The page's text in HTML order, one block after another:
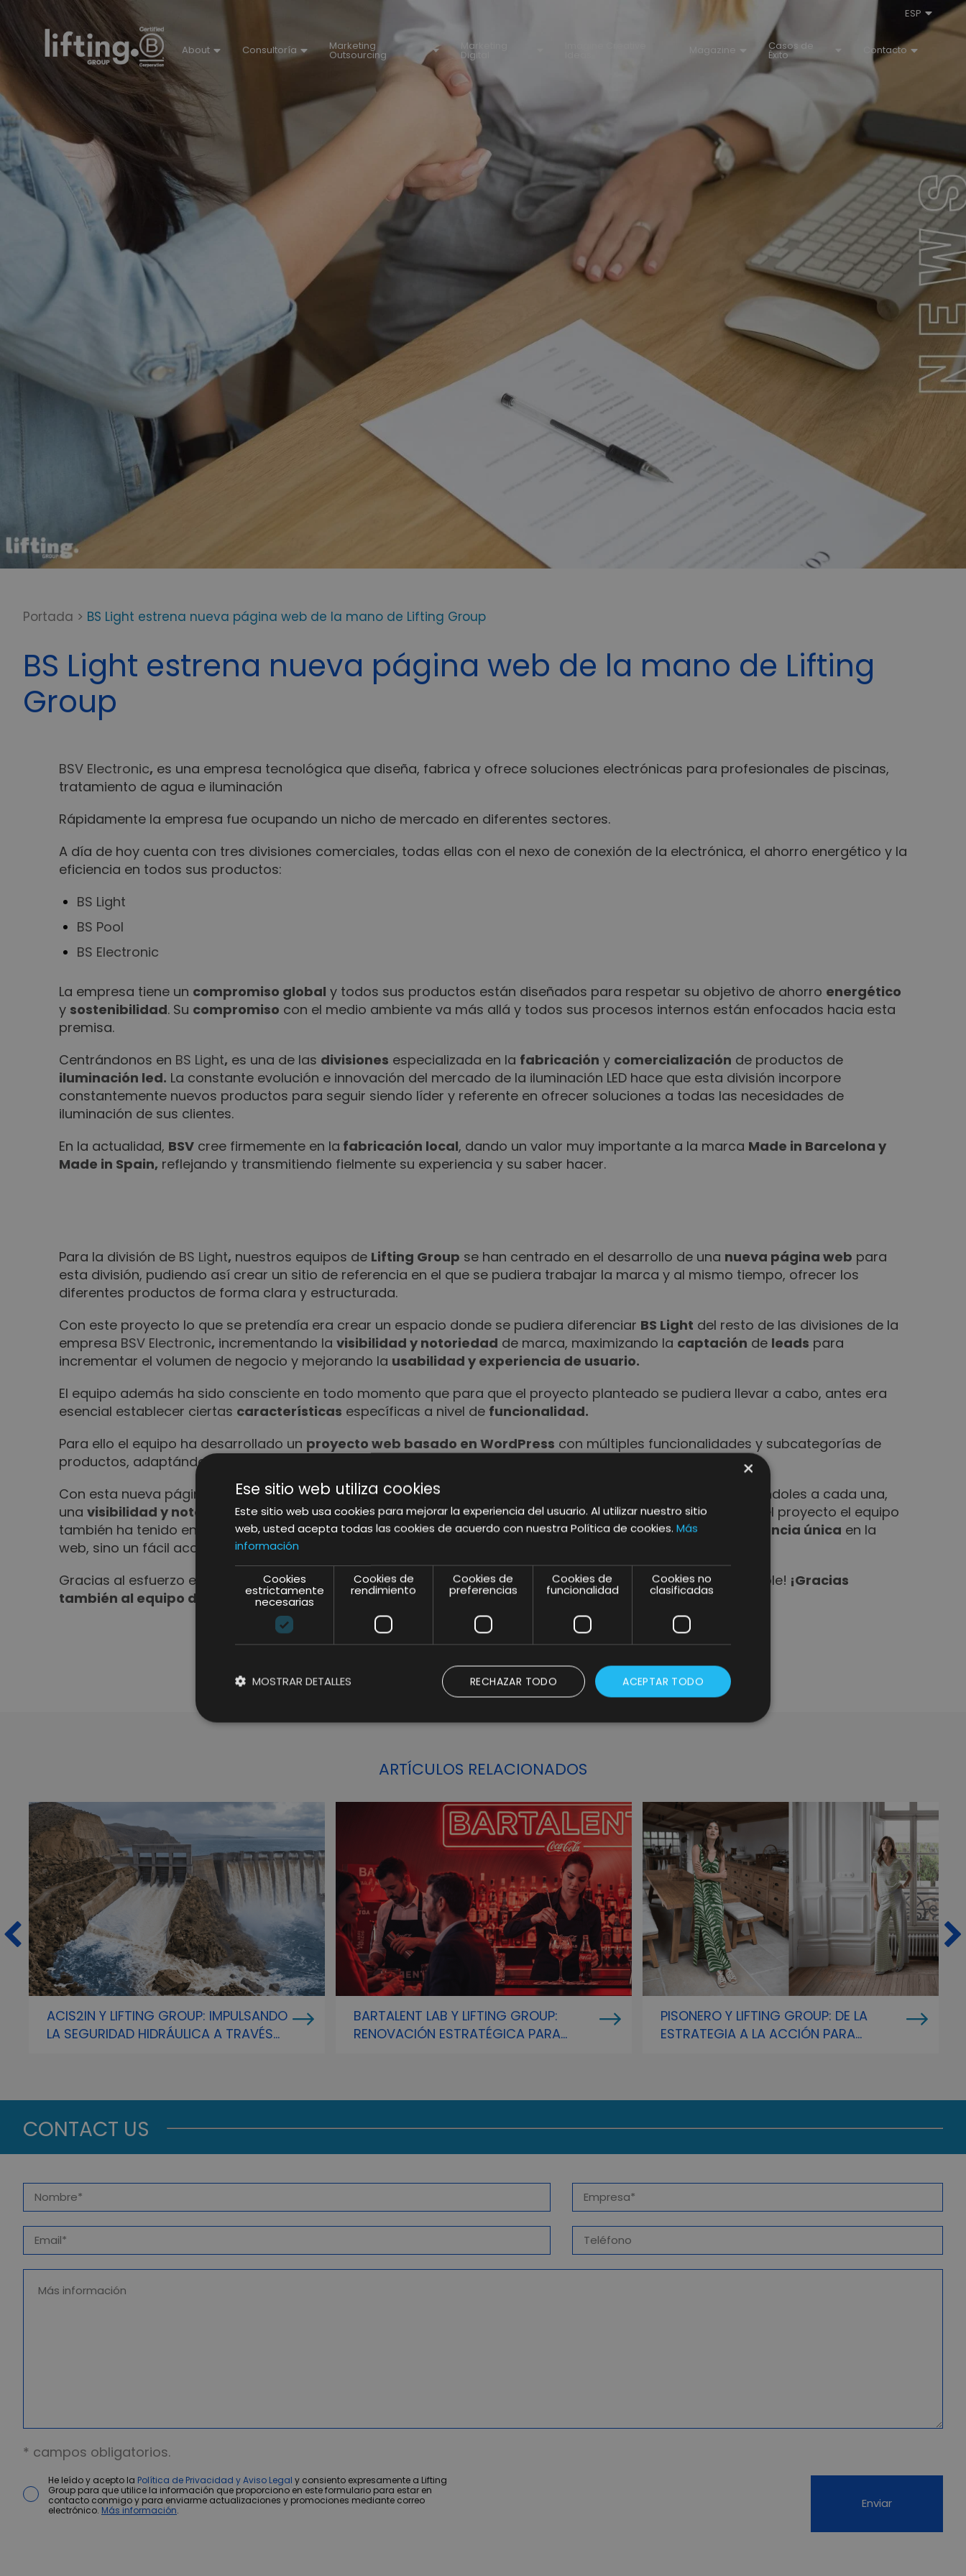
About Consultoría Marketing
Outsourcing
Marketing
Digital Magazine Casos de
Éxito Contacto
ESP
Portada > BS Light estrena nueva página web de la mano de Lifting Group
BS Light estrena nueva página web de la mano de Lifting
Group
BSV Electronic, es una empresa tecnológica que diseña, fabrica y ofrece soluciones electrónicas para profesionales de piscinas,
tratamiento de agua e iluminación
Rápidamente la empresa fue ocupando un nicho de mercado en diferentes sectores.
A día de hoy cuenta con tres divisiones comerciales, todas ellas con el nexo de conexión de la electrónica, el ahorro energético y la
eficiencia en todos sus productos:
BS Light
BS Pool
BS Electronic
La empresa tiene un compromiso global y todos sus productos están diseñados para respetar su objetivo de ahorro energético
y sostenibilidad. Su compromiso con el medio ambiente va más allá y todos sus procesos internos están enfocados hacia esta
premisa.
Centrándonos en BS Light, es una de las divisiones especializada en la fabricación y comercialización de productos de
iluminación led. La constante evolución e innovación del mercado de la iluminación LED hace que esta división incorpore
constantemente nuevos productos para seguir siendo líder y referente en ofrecer soluciones a todas las necesidades de
iluminación de sus clientes.
En la actualidad, BSV cree firmemente en la fabricación local, dando un valor muy importante a la marca Made in Barcelona y
Made in Spain, reflejando y transmitiendo fielmente su experiencia y su saber hacer.
Para la división de BS Light, nuestros equipos de Lifting Group se han centrado en el desarrollo de una nueva página web para
esta división, pudiendo así crear un sitio de referencia en el que se pudiera trabajar la marca y al mismo tiempo, ofrecer los
diferentes productos de forma clara y estructurada.
Con este proyecto lo que se pretendía era crear un espacio donde se pudiera diferenciar BS Light del resto de las divisiones de la
empresa BSV Electronic, incrementando la visibilidad y notoriedad de marca, maximizando la captación de leads para
incrementar el volumen de negocio y mejorando la usabilidad y experiencia de usuario.
El equipo además ha sido consciente en todo momento que para que el proyecto planteado se pudiera llevar a cabo, antes era
esencial establecer ciertas características específicas a nivel de funcionalidad.
Para ello el equipo ha desarrollado un proyecto web basado en WordPress con múltiples funcionalidades y subcategorías de
productos, adaptándose en todo momento a las
Con esta nueva página web,BSV Electronic consigue tener cada una de sus divisiones segmentadas otorgándoles a cada una,
una visibilidad y notoriedad única y propia, capaz de transmitir suspropios valores y Core business.
Para el proyecto el equipo
también ha tenido en cuenta lausabilidad de la página, para que el usuario pueda no sólo tener una experiencia única en la
web, sino un fácil acceso al extenso catálogo de productos.
Gracias al esfuerzo e implicación de nuestros equipos, podemos decir que la web de BS Light ya está disponible! ¡Gracias
también al equipo de BSV Electronic por hacerlo realidad!
SHARE
ARTÍCULOS RELACIONADOS
ACIS2IN Y LIFTING GROUP: IMPULSANDO
LA SEGURIDAD HIDRÁULICA A TRAVÉS
BARTALENT LAB Y LIFTING GROUP:
RENOVACIÓN ESTRATÉGICA PARA
PISONERO Y LIFTING GROUP: DE LA
ESTRATEGIA A LA ACCIÓN PARA
CONTACT US
* campos obligatorios.
He leído y acepto la Política de Privacidad y Aviso Legal y consiento expresamente a Lifting
Group para que utilice la información que proporciono en este formulario para estar en
contacto conmigo y para enviarme actualizaciones y promociones mediante correo
electrónico. Más información.
×
Ese sitio web utiliza cookies
Este sitio web usa cookies para mejorar la experiencia del usuario. Al utilizar nuestro sitio
web, usted acepta todas las cookies de acuerdo con nuestra Política de cookies. Más
información
Cookies
estrictamente
necesarias
Cookies de
rendimiento
Cookies de
preferencias
Cookies de
funcionalidad
Cookies no
clasificadas
ACEPTAR TODO
RECHAZAR TODO
MOSTRAR DETALLES